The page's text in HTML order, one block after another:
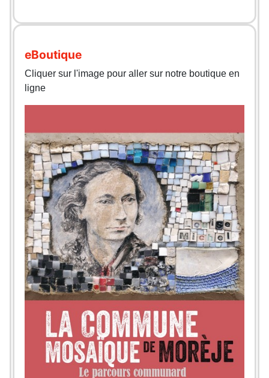
eBoutique
Cliquer sur l'image pour aller sur notre boutique en
ligne